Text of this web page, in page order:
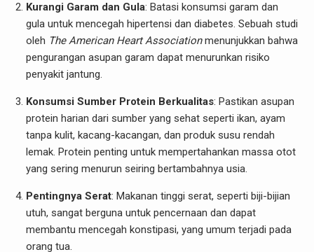
Kurangi Garam dan Gula: Batasi konsumsi garam dan
gula untuk mencegah hipertensi dan diabetes. Sebuah studi
oleh The American Heart Associationmenunjukkan bahwa
pengurangan asupan garam dapat menurunkan risiko
penyakit jantung.
Konsumsi Sumber Protein Berkualitas: Pastikan asupan
protein harian dari sumber yang sehat seperti ikan, ayam
tanpa kulit, kacang-kacangan, dan produk susu rendah
lemak. Protein penting untuk mempertahankan massa otot
yang sering menurun seiring bertambahnya usia.
Pentingnya Serat: Makanan tinggi serat, seperti biji-bijian
utuh, sangat berguna untuk pencernaan dan dapat
membantu mencegah konstipasi, yang umum terjadi pada
orang tua.